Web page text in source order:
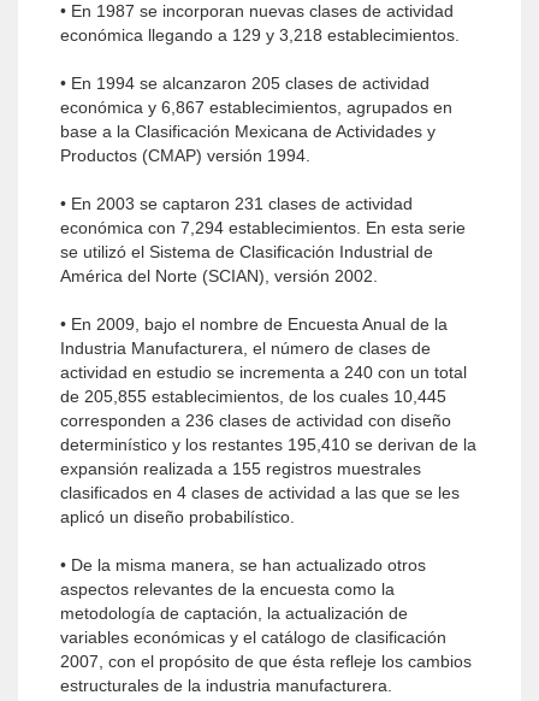
• En 1987 se incorporan nuevas clases de actividad
económica llegando a 129 y 3,218 establecimientos.
• En 1994 se alcanzaron 205 clases de actividad
económica y 6,867 establecimientos, agrupados en
base a la Clasificación Mexicana de Actividades y
Productos (CMAP) versión 1994.
• En 2003 se captaron 231 clases de actividad
económica con 7,294 establecimientos. En esta serie
se utilizó el Sistema de Clasificación Industrial de
América del Norte (SCIAN), versión 2002.
• En 2009, bajo el nombre de Encuesta Anual de la
Industria Manufacturera, el número de clases de
actividad en estudio se incrementa a 240 con un total
de 205,855 establecimientos, de los cuales 10,445
corresponden a 236 clases de actividad con diseño
determinístico y los restantes 195,410 se derivan de la
expansión realizada a 155 registros muestrales
clasificados en 4 clases de actividad a las que se les
aplicó un diseño probabilístico.
• De la misma manera, se han actualizado otros
aspectos relevantes de la encuesta como la
metodología de captación, la actualización de
variables económicas y el catálogo de clasificación
2007, con el propósito de que ésta refleje los cambios
estructurales de la industria manufacturera.